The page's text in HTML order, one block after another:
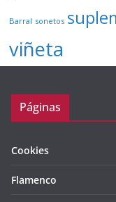
Barral sonetos
viñeta
Páginas
Cookies
Flamenco